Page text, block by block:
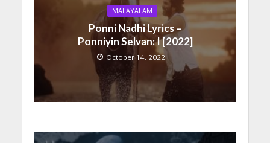
MALAYALAM
Ponni Nadhi Lyrics –
Ponniyin Selvan: I [2022]
October 14, 2022